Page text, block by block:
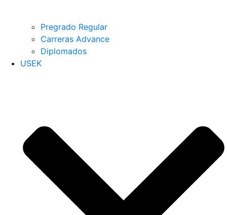
Pregrado Regular
Carreras Advance
Diplomados
USEK